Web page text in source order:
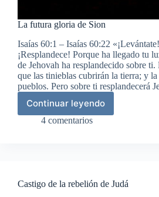
La futura gloria de Sion
Isaías 60:1 – Isaías 60:22 «¡Levántate!
¡Resplandece! Porque ha llegado tu
de Jehovah ha resplandecido sobre ti.
que las tinieblas cubrirán la tierra; y
pueblos. Pero sobre ti resplandecerá
Continuar leyendo
La
futura
4 comentarios
Castigo de la rebelión de Judá